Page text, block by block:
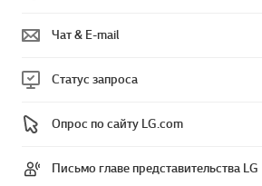
Чат & E-mail
Статус запроса
Опрос по сайту LG.com
Письмо главе представительства LG